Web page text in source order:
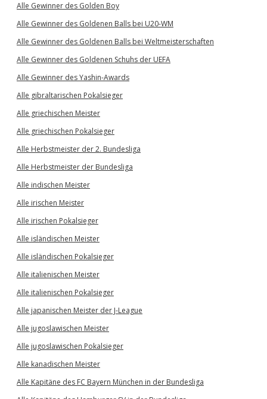
Alle Gewinner des Golden Boy
Alle Gewinner des Goldenen Balls bei U20-WM
Alle Gewinner des Goldenen Balls bei Weltmeisterschaften
Alle Gewinner des Goldenen Schuhs der UEFA
Alle Gewinner des Yashin-Awards
Alle gibraltarischen Pokalsieger
Alle griechischen Meister
Alle griechischen Pokalsieger
Alle Herbstmeister der 2. Bundesliga
Alle Herbstmeister der Bundesliga
Alle indischen Meister
Alle irischen Meister
Alle irischen Pokalsieger
Alle isländischen Meister
Alle isländischen Pokalsieger
Alle italienischen Meister
Alle italienischen Pokalsieger
Alle japanischen Meister der J-League
Alle jugoslawischen Meister
Alle jugoslawischen Pokalsieger
Alle kanadischen Meister
Alle Kapitäne des FC Bayern München in der Bundesliga